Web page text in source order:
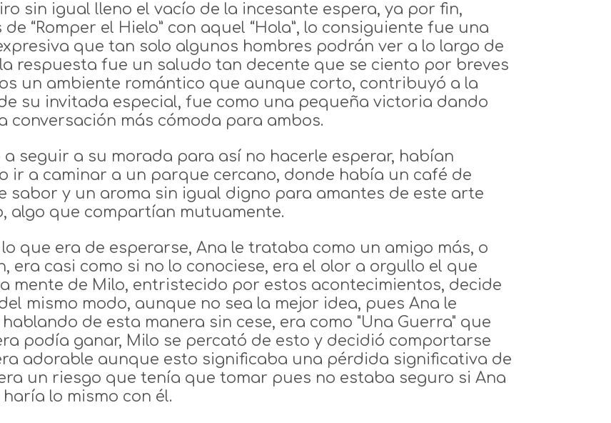
sin igual lleno el vacío de la incesante espera, ya por fin,
“Romper el Hielo” con aquel “Hola”, lo consiguiente fue una
que tan solo algunos hombres podrán ver a lo largo de
respuesta fue un saludo tan decente que se ciento por breves
un ambiente romántico que aunque corto, contribuyó a la
su invitada especial, fue como una pequeña victoria dando
conversación más cómoda para ambos.
a seguir a su morada para así no hacerle esperar, habían
ir a caminar a un parque cercano, donde había un café de
sabor y un aroma sin igual digno para amantes de este arte
algo que compartían mutuamente.
que era de esperarse, Ana le trataba como un amigo más, o
era casi como si no lo conociese, era el olor a orgullo el que
mente de Milo, entristecido por estos acontecimientos, decide
mismo modo, aunque no sea la mejor idea, pues Ana le
de esta manera sin cese, era como "Una Guerra" que
podía ganar, Milo se percató de esto y decidió comportarse
adorable aunque esto significaba una pérdida significativa de
un riesgo que tenía que tomar pues no estaba seguro si Ana
lo mismo con él.